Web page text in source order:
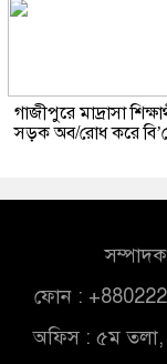
গাজীপুরে মাদ্রাসা
সড়ক অব/রোধ করে
ফোন :
অফিস : ৫ম তলা,